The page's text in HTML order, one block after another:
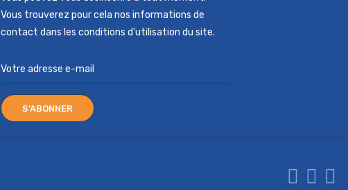
Vous trouverez pour cela nos informations de
contact dans les conditions d'utilisation du site.